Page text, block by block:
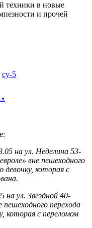
техники в новые
и прочей
су-5
на ул. Неделина 53-
вне пешеходного
девочку, которая с
на ул. Звездной 40-
перехода
которая с переломом